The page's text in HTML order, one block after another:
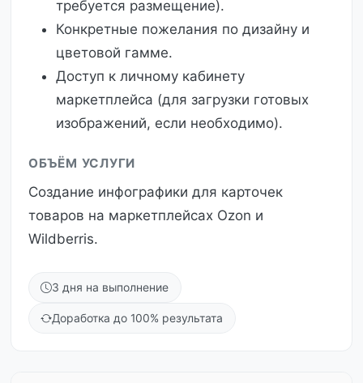
требуется размещение).
Конкретные пожелания по дизайну и
цветовой гамме.
Доступ к личному кабинету
маркетплейса (для загрузки готовых
изображений, если необходимо).
ОБЪЁМ УСЛУГИ
Создание инфографики для карточек
товаров на маркетплейсах Ozon и
Wildberris.
3 дня на выполнение
Доработка до 100% результата